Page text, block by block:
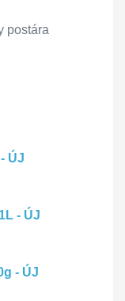
postára
ÚJ
- ÚJ
- ÚJ